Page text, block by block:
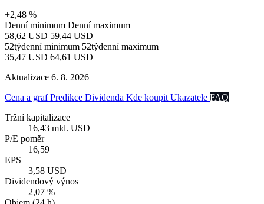
+2,48 %
Denní minimum Denní maximum
58,62 USD 59,44 USD
52týdenní minimum 52týdenní maximum
35,47 USD 64,61 USD
Aktualizace 6. 8. 2026
Cena a grafPredikce Dividenda Kde koupit Ukazatele FAQ
Tržní kapitalizace
16,43 mld. USD
P/E poměr
16,59
EPS
3,58 USD
Dividendový výnos
2,07 %